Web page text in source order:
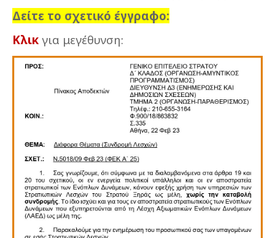
Δείτε το σχετικό έγγραφο:
Κλικ για μεγέθυνση: